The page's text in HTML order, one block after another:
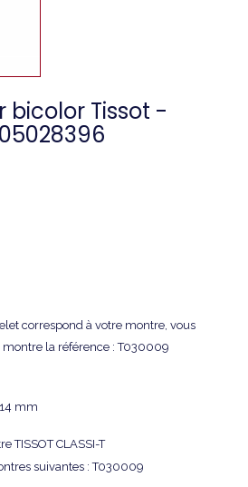
bicolor Tissot -
correspond à votre montre, vous
montre la référence : T030009
mm
TISSOT CLASSI-T
suivantes : T030009